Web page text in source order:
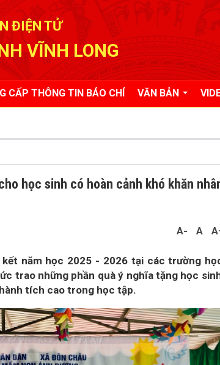
ĐIỆN TỬ
VĨNH LONG
CẤP THÔNG TIN BÁO CHÍ VĂN BẢN
học sinh có hoàn cảnh khó khăn
A- A
năm học 2025 - 2026 tại các trường
trao những phần quà ý nghĩa tặng học
tích cao trong học tập.